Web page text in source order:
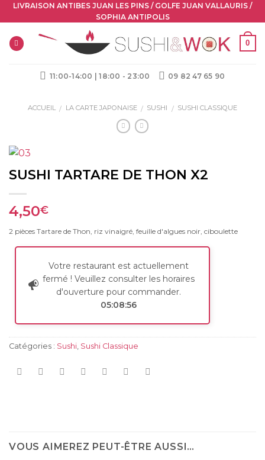
Skip
to
content
LIVRAISON ANTIBES JUAN LES PINS / GOLFE JUAN VALLAURIS /
SOPHIA ANTIPOLIS
0
11:00-14:00 | 18:00 - 23:00 09 82 47 65 90
ACCUEIL / LA CARTE JAPONAISE / SUSHI / SUSHI CLASSIQUE
SUSHI TARTARE DE THON X2
4,50€
2 pièces Tartare de Thon, riz vinaigré, feuille d'algues noir, ciboulette
Votre restaurant est actuellement
fermé ! Veuillez consulter les horaires
d'ouverture pour commander.
05:08:56
Catégories : Sushi Sushi Classique
VOUS AIMEREZ PEUT-ÊTRE AUSSI…